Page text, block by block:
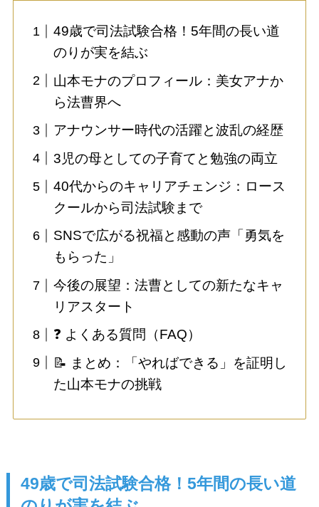
49歳で司法試験合格！5年間の長い道
のりが実を結ぶ
山本モナのプロフィール：美女アナか
ら法曹界へ
アナウンサー時代の活躍と波乱の経歴
3児の母としての子育てと勉強の両立
40代からのキャリアチェンジ：ロース
クールから司法試験まで
SNSで広がる祝福と感動の声「勇気を
もらった」
今後の展望：法曹としての新たなキャ
リアスタート
❓ よくある質問（FAQ）
📝 まとめ：「やればできる」を証明し
た山本モナの挑戦
49歳で司法試験合格！5年間の長い道